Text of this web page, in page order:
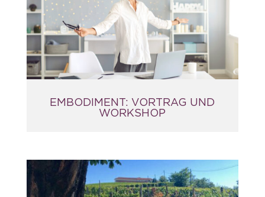
EMBODIMENT: VORTRAG UND
WORKSHOP